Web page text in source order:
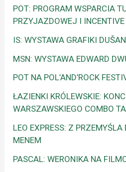
POT: PROGRAM WSPARCIA
PRZYJAZDOWEJ I
IS: WYSTAWA GRAFIKI
MSN: WYSTAWA EDWARD
POT NA POL’AND’ROCK
ŁAZIENKI KRÓLEWSKIE:
WARSZAWSKIEGO COMBO
LEO EXPRESS: Z PRZEMYŚLA
MENEM
PASCAL: WERONIKA NA